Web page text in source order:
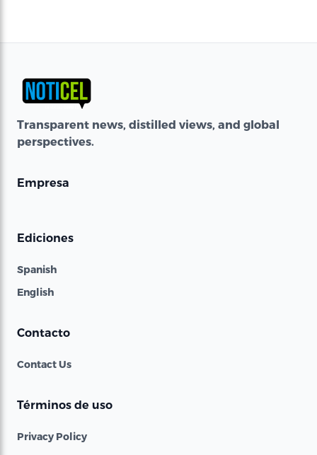
Transparent news, distilled views, and global
perspectives.
Empresa
Ediciones
Spanish
English
Contacto
Contact Us
Términos de uso
Privacy Policy